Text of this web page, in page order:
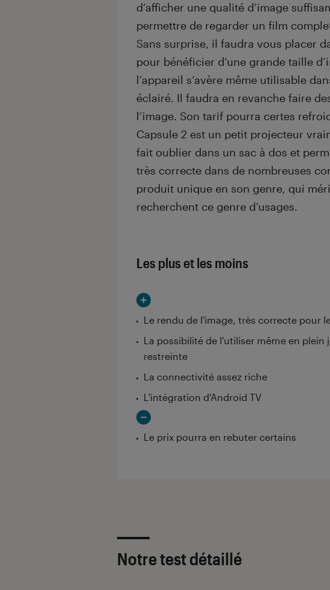
d’afficher une qualité d’image
permettre de regarder un film
Sans surprise, il faudra vous placer
pour bénéficier d’une grande taille
l’appareil s’avère même utilisable
éclairé. Il faudra en revanche faire
l’image. Son tarif pourra certes
Capsule 2 est un petit projecteur
fait oublier dans un sac à dos et
très correcte dans de nombreuses
produit unique en son genre, qui
recherchent ce genre d’usages.
Les plus et les moins
Le rendu de l'image, très correcte pour
La possibilité de l'utiliser même en plein
restreinte
La connectivité assez riche
L'intégration d'Android TV
Le prix pourra en rebuter certains
Notre test détaillé